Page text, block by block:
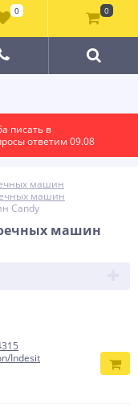
писать в
ответим 09.08
машин
машин
Candy
машин
Indesit
0 0